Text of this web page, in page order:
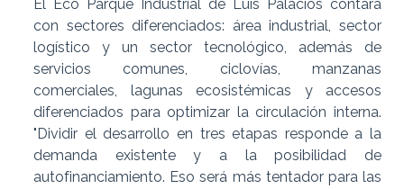
El Eco Parque Industrial de Luis Palacios contará
con sectores diferenciados: área industrial, sector
logístico y un sector tecnológico, además de
servicios comunes, ciclovías, manzanas
comerciales, lagunas ecosistémicas y accesos
diferenciados para optimizar la circulación interna.
"Dividir el desarrollo en tres etapas responde a la
demanda existente y a la posibilidad de
autofinanciamiento. Eso será más tentador para las